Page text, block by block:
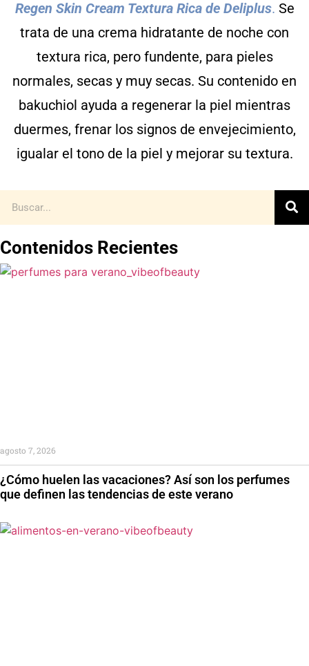
Regen Skin Cream Textura Rica de Deliplus. Se
trata de una crema hidratante de noche con
textura rica, pero fundente, para pieles
normales, secas y muy secas. Su contenido en
bakuchiol ayuda a regenerar la piel mientras
duermes, frenar los signos de envejecimiento,
igualar el tono de la piel y mejorar su textura.
Contenidos Recientes
¿Cómo huelen las vacaciones? Así son los perfumes
que definen las tendencias de este verano
agosto 7, 2026